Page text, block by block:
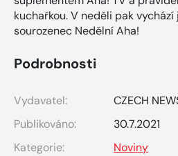
kuchařkou. V neděli pak
sourozenec Nedělní Aha!
Podrobnosti
Vydavatel:
CZECH
Publikováno:
30.7.2021
Kategorie:
Noviny